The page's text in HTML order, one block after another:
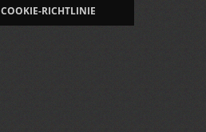
COOKIE-RICHTLINIE